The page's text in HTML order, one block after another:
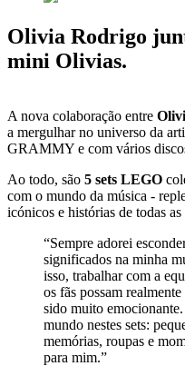
Olivia Rodrigo
mini Olivias.
A nova colaboração entre
a mergulhar no universo da
GRAMMY e com vários
Ao todo, são 5 sets LEGO
com o mundo da música -
icónicos e histórias de todas
“Sempre adorei
significados na minha
isso, trabalhar com a
os fãs possam
sido muito
mundo nestes sets:
memórias, roupas e
para mim.”